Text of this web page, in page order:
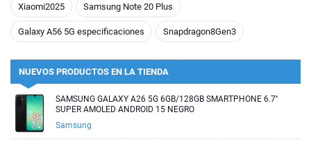
Xiaomi2025 Samsung Note 20 Plus
Galaxy A56 5G especificaciones Snapdragon8Gen3
NUEVOS PRODUCTOS EN LA TIENDA
SAMSUNG GALAXY A26 5G 6GB/128GB SMARTPHONE 6.7''
SUPER AMOLED ANDROID 15 NEGRO
Samsung